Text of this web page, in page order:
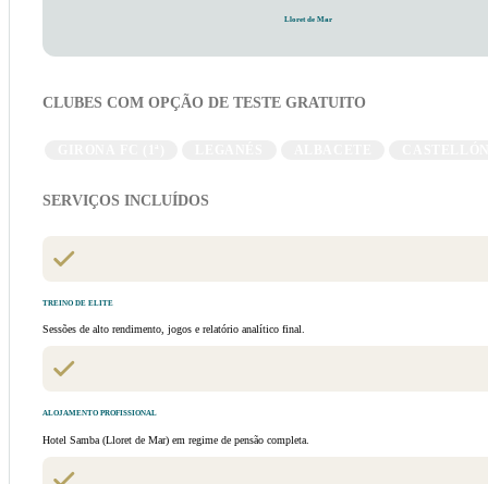
Lloret de Mar
CLUBES COM OPÇÃO DE TESTE GRATUITO
SERVIÇOS INCLUÍDOS
TREINO DE ELITE
Sessões de alto rendimento, jogos e relatório analítico final.
ALOJAMENTO PROFISSIONAL
Hotel Samba (Lloret de Mar) em regime de pensão completa.